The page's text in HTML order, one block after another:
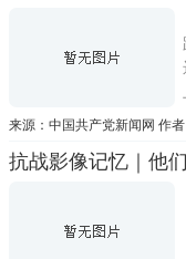
来源：中国共产党新闻网 作
抗战影像记忆｜他